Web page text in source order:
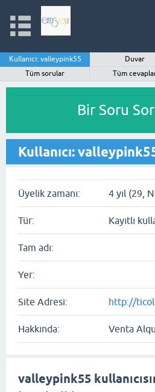
Kullanıcı: valleypink55 Duvar
Tüm sorular
Tüm
Bir Soru Sor
Kullanıcı:
Üyelik zamanı: 4 yıl (29,
Tür: Kayıtlı
Tam adı:
Yer:
Site Adresi: http://
Hakkında: Venta
valleypink55